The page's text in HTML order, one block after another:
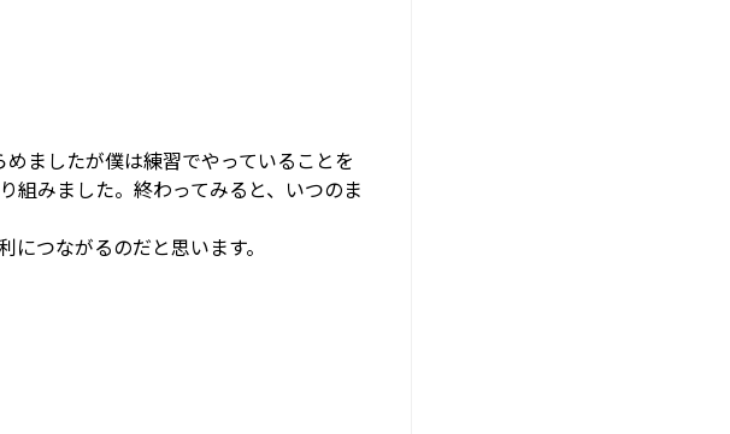
ましたが僕は練習でやっていることを
組みました。終わってみると、いつのま
つながるのだと思います。